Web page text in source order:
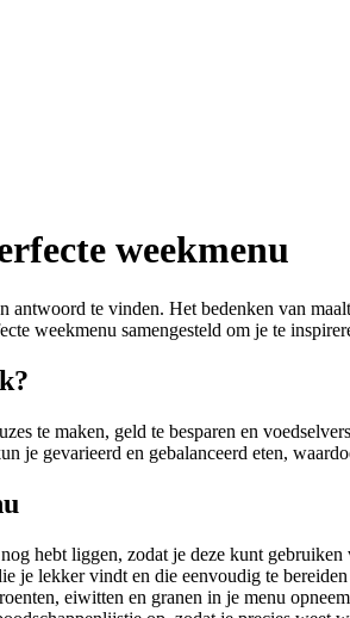
weekmenu
antwoord te vinden. Het bedenken van
weekmenu samengesteld om je te
te maken, geld te besparen en
je gevarieerd en gebalanceerd eten,
hebt liggen, zodat je deze kunt gebruiken
je lekker vindt en die eenvoudig te
eiwitten en granen in je menu